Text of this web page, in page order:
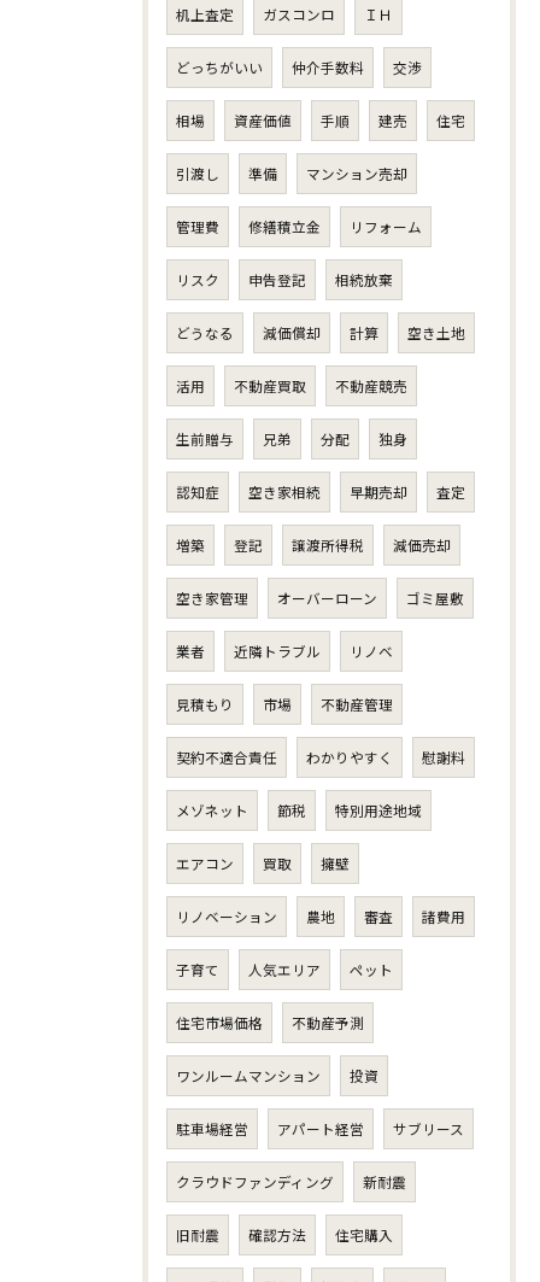
机上査定 ガスコンロ ＩＨ
どっちがいい 仲介手数料 交渉
相場 資産価値 手順 建売 住宅
引渡し 準備 マンション売却
管理費 修繕積立金 リフォーム
リスク 申告登記 相続放棄
どうなる 減価償却 計算 空き土地
活用 不動産買取 不動産競売
生前贈与 兄弟 分配 独身
認知症 空き家相続 早期売却 査定
増築 登記 譲渡所得税 減価売却
空き家管理 オーバーローン ゴミ屋敷
業者 近隣トラブル リノベ
見積もり 市場 不動産管理
契約不適合責任 わかりやすく 慰謝料
メゾネット 節税 特別用途地域
エアコン 買取 擁壁
リノベーション 農地 審査 諸費用
子育て 人気エリア ペット
住宅市場価格 不動産予測
ワンルームマンション 投資
駐車場経営 アパート経営 サブリース
クラウドファンディング 新耐震
旧耐震 確認方法 住宅購入